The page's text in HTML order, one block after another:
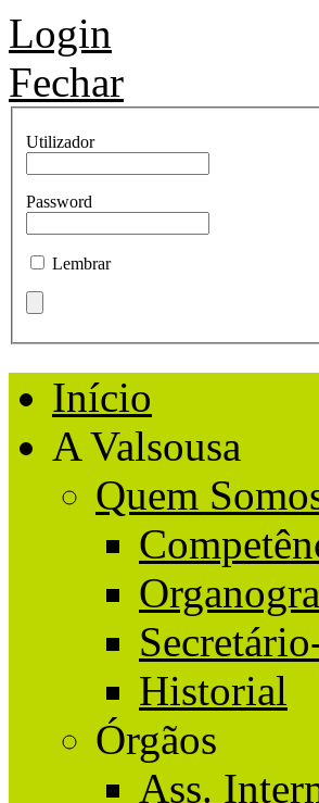
Login
Fechar
Utilizador
Password
Lembrar
Início
A Valsousa
Quem
Historial
Órgãos
Ass.